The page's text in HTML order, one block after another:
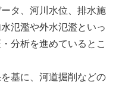
タ、河川水位、排水施
氾濫や外水氾濫といっ
分析を進めているとこ
基に、河道掘削などの